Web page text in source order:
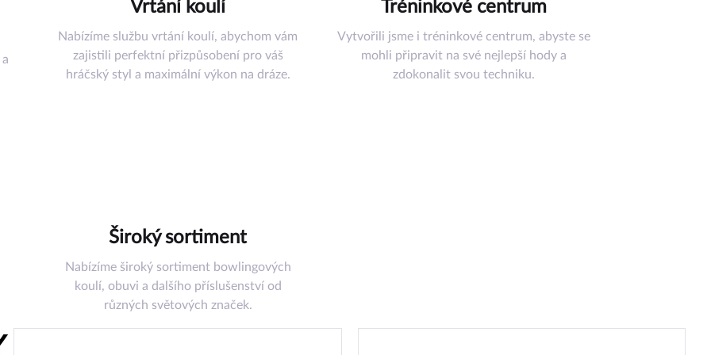
Vrtání koulí
Nabízíme službu vrtání koulí, abychom vám
zajistili perfektní přizpůsobení pro váš
hráčský styl a maximální výkon na dráze.
Tréninkové centrum
Vytvořili jsme i tréninkové centrum, abyste se
mohli připravit na své nejlepší hody a
zdokonalit svou techniku.
Široký sortiment
Nabízíme široký sortiment bowlingových
koulí, obuvi a dalšího příslušenství od
různých světových značek.